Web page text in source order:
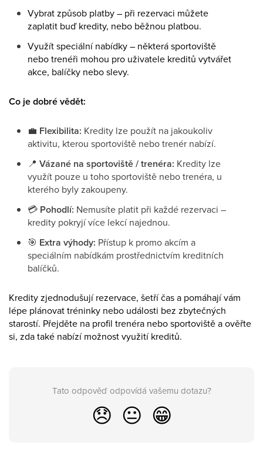
Vybrat způsob platby – při rezervaci můžete
zaplatit buď kredity, nebo běžnou platbou.
Využít speciální nabídky – některá sportoviště
nebo trenéři mohou pro uživatele kreditů vytvářet
akce, balíčky nebo slevy.
Co je dobré vědět:
💼 Flexibilita: Kredity lze použít na jakoukoliv
aktivitu, kterou sportoviště nebo trenér nabízí.
📍 Vázané na sportoviště / trenéra: Kredity lze
využít pouze u toho sportoviště nebo trenéra, u
kterého byly zakoupeny.
💳 Pohodlí: Nemusíte platit při každé rezervaci –
kredity pokryjí více lekcí najednou.
🎯 Extra výhody: Přístup k promo akcím a
speciálním nabídkám prostřednictvím kreditních
balíčků.
Kredity zjednodušují rezervace, šetří čas a pomáhají vám
lépe plánovat tréninky nebo události bez zbytečných
starostí. Přejděte na profil trenéra nebo sportoviště a ověřte
si, zda také nabízí možnost využití kreditů.
Tato odpověď odpovídá vašemu dotazu?
😞 😐 😁